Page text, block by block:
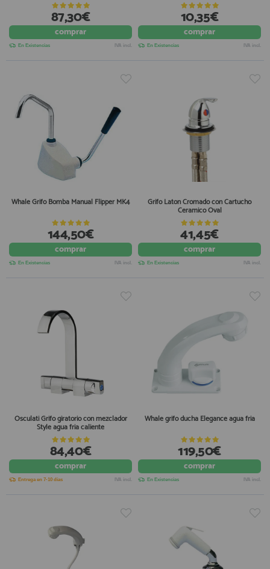
87,30€
comprar
En Existencias IVA incl.
10,35€
comprar
En Existencias IVA incl.
Whale Grifo Bomba Manual Flipper MK4
144,50€
comprar
En Existencias IVA incl.
Grifo Laton Cromado con Cartucho
Ceramico Oval
41,45€
comprar
En Existencias IVA incl.
Osculati Grifo giratorio con mezclador
Style agua fria caliente
84,40€
comprar
Entrega en 7-10 días IVA incl.
Whale grifo ducha Elegance agua fria
119,50€
comprar
En Existencias IVA incl.